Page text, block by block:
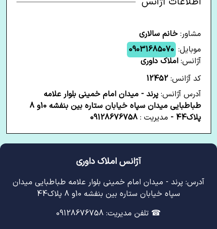
مشاور:خانم سالاری
موبایل: 09031685070
آژانس:املاک داوری
کد آژانس:12452
آدرس آژانس:پرند - میدان امام خمینی بلوار علامه
طباطبایی میدان سپاه خیابان ستاره بین بنفشه 10و 8
پلاک44 -
مدیریت :09128676758
آژانس املاک داوری
آدرس: پرند - میدان امام خمینی بلوار علامه طباطبایی میدان
سپاه خیابان ستاره بین بنفشه 10و 8 پلاک44
☎ تلفن مدیریت: 09128676758